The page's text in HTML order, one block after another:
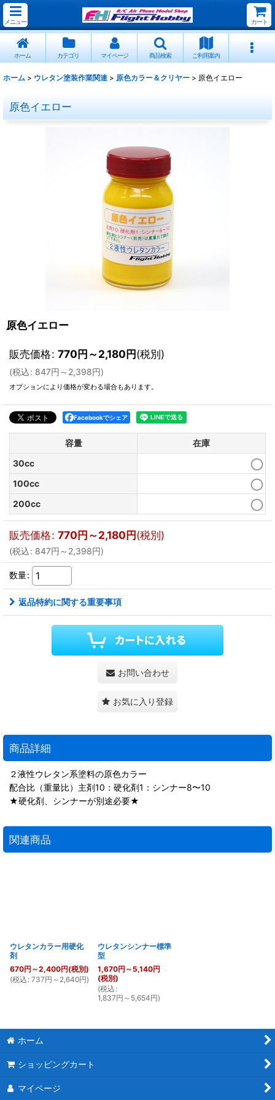
メニュー カート
ホーム カテゴリ マイページ 商品検索 ご利用案内
ホーム > ウレタン塗装作業関連 > 原色カラー＆クリヤー > 原色イエロー
原色イエロー
原色イエロー
販売価格: 770円～2,180円(税別)
(税込: 847円 ～2,398円)
オプションにより価格が変わる場合もあります。
Facebookでシェア
容量
在庫
30cc
100cc
200cc
販売価格: 770円～2,180円(税別)
(税込: 847円 ～2,398円)
数量:
返品特約に関する重要事項
お問い合わせ
お気に入り登録
商品詳細
２液性ウレタン系塗料の原色カラー
配合比（重量比）主剤10：硬化剤1：シンナー8〜10
★硬化剤、シンナーが別途必要★
関連商品
ウレタンカラー用硬化
剤
670円 ～2,400円(税別)
(税込 : 737円 ～2,640円)
ウレタンシンナー標準
型
1,670円 ～5,140円
(税別)
(税込 :
1,837円 ～5,654円)
ホーム
ショッピングカート
マイページ